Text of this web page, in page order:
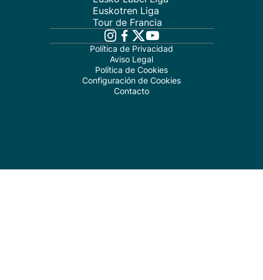
Euskotren Liga
Tour de Francia
Política de Privacidad
Aviso Legal
Política de Cookies
Configuración de Cookies
Contacto